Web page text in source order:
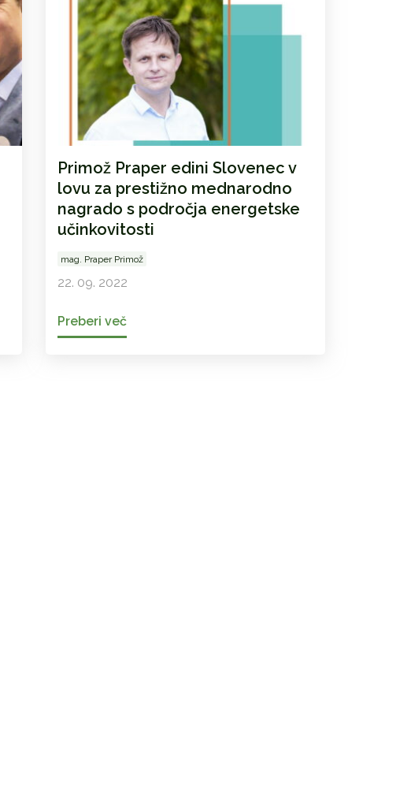
Primož Praper edini Slovenec v
lovu za prestižno mednarodno
nagrado s področja energetske
učinkovitosti
mag. Praper Primož
22. 09. 2022
Preberi več